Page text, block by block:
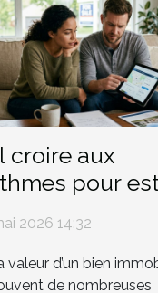
croire aux
pour
?
2026 14:32
valeur d’un bien
de nombreuses